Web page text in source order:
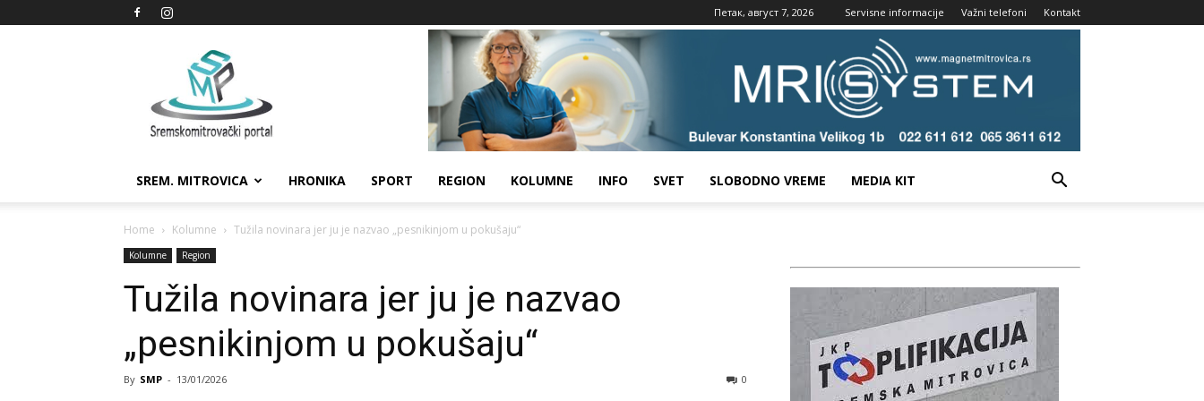
Петак, август 7, 2026 Servisne informacije Važni telefoni Kontakt
Sremskomitrovački
portal
SREM. MITROVICA HRONIKA SPORT REGION KOLUMNE INFO SVET SLOBODNO VREME MEDIA KIT
Home Kolumne Tužila novinara jer ju je nazvao „pesnikinjom u pokušaju“
Kolumne Region
Tužila novinara jer ju je nazvao
„pesnikinjom u pokušaju“
By SMP - 13/01/2026 0